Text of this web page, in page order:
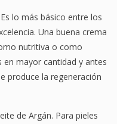
lo más básico entre los
Una buena crema
nutritiva o como
en mayor cantidad y antes
produce la regeneración
de Argán. Para pieles